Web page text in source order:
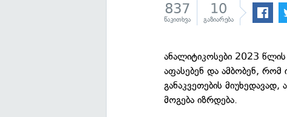
837
წაკითხვა
10
გაზიარება
ანალიტიკოსები 2023
აფასებენ და ამბობენ,
განაკვეთების
მოგება იზრდება.